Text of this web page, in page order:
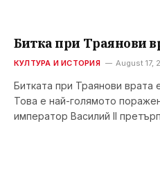
Битка при Траянови
КУЛТУРА И ИСТОРИЯ August 17,
Битката при Траянови врата
Това е най-голямото
император Василий II